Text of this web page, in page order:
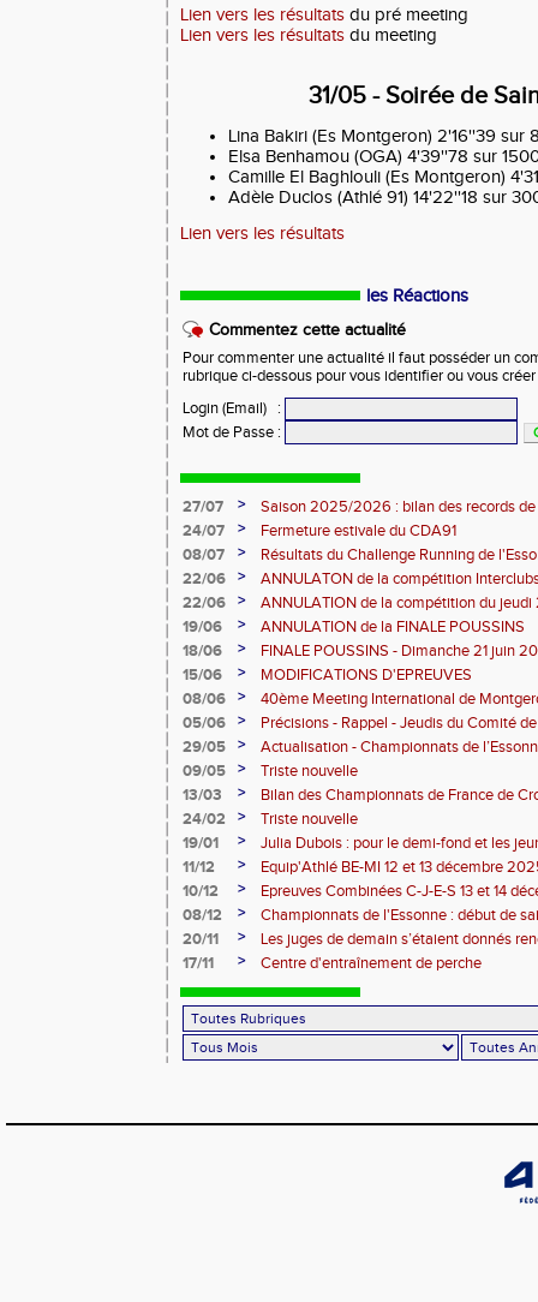
Lien vers les résultats du pré meeting
Lien vers les résultats du meeting
31/05 - Soirée de
Lina Bakiri (Es Montgeron) 2'16''39 sur
Elsa Benhamou (OGA) 4'39''78 sur
Camille El Baghlouli (Es Montgeron)
Adèle Duclos (Athlé 91) 14'22''18 sur
Lien vers les résultats
les Réactions
Commentez cette actualité
Pour commenter une actualité il faut posséder un
rubrique ci-dessous pour vous identifier ou vous
Login (Email)
:
Mot de Passe :
27/07 >
Saison 2025/2026 : bilan des records de
24/07
>
Fermeture estivale du CDA91
08/07
>
Résultats du Challenge Running de
12 07 2026)
22/06 >
ANNULATON de la compétition
juin
22/06 >
ANNULATION de la compétition du jeudi
19/06
>
ANNULATION de la FINALE POUSSINS
18/06
>
FINALE POUSSINS - Dimanche 21 juin
15/06
>
MODIFICATIONS D'EPREUVES
08/06
>
40ème Meeting International de
05/06
>
Précisions - Rappel - Jeudis du Comité
29/05
>
Actualisation - Championnats de
Montgeron
09/05 >
Triste nouvelle
13/03
>
Bilan des Championnats de France de
24/02
>
Triste nouvelle
19/01
>
Julia Dubois : pour le demi-fond et les
11/12
>
Equip'Athlé BE-MI 12 et 13 décembre
10/12
>
Epreuves Combinées C-J-E-S 13 et 14
08/12
>
Championnats de l'Essonne : début de
roues
20/11 >
Les juges de demain s’étaient donnés
17/11
> Centre d'entraînement de perche